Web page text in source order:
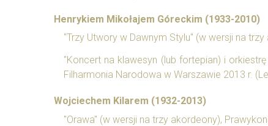
Henrykiem Mikołajem Góreckim (1933-2010)
"Trzy Utwory w Dawnym Stylu" (w wersji na
"Koncert na klawesyn (lub fortepian) i
Filharmonia Narodowa w Warszawie 2013 r.
Wojciechem Kilarem (1932-2013)
"Orawa" (w wersji na trzy akordeony),